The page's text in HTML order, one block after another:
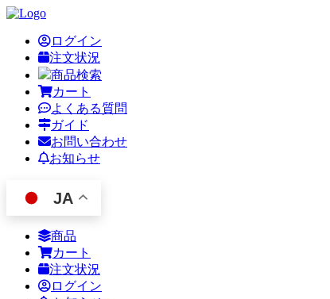
ログイン
注文状況
商品検索
カート
よくある質問
ガイド
お問い合わせ
お知らせ
JA
商品
カート
注文状況
ログイン